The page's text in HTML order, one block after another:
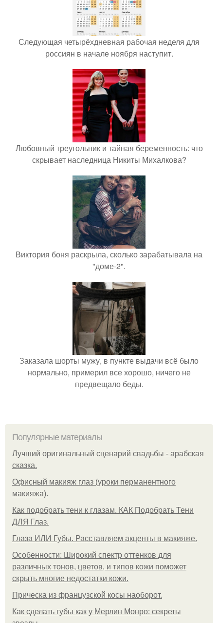
Следующая четырёхдневная рабочая неделя для
россиян в начале ноября наступит.
Любовный треугольник и тайная беременность: что
скрывает наследница Никиты Михалкова?
Виктория боня раскрыла, сколько зарабатывала на
"доме-2".
Заказала шорты мужу, в пункте выдачи всё было
нормально, примерил все хорошо, ничего не
предвещало беды.
Популярные материалы
Лучший оригинальный сценарий свадьбы - арабская
сказка.
Офисный макияж глаз (уроки перманентного
макияжа).
Как подобрать тени к глазам. КАК Подобрать Тени
ДЛЯ Глаз.
Глаза ИЛИ Губы. Расставляем акценты в макияже.
Особенности: Широкий спектр оттенков для
различных тонов, цветов, и типов кожи поможет
скрыть многие недостатки кожи.
Прическа из французской косы наоборот.
Как сделать губы как у Мерлин Монро: секреты